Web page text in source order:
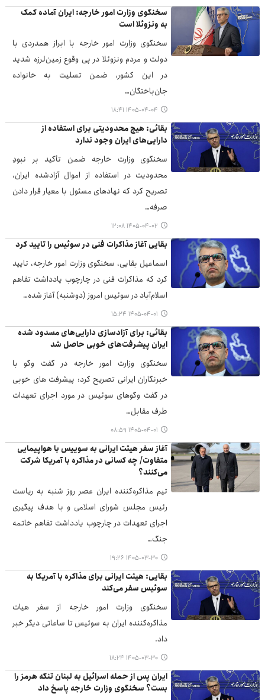
سخنگوی وزارت امور خارجه: ایران آماده کمک
به ونزوئلا است
سخنگوی وزارت امور خارجه با ابراز همدردی با
دولت و مردم ونزوئلا در پی وقوع زمین‌لرزه شدید
در این کشور، ضمن تسلیت به خانواده
جان‌باختگان…
۱۴۰۵-۰۴-۰۴ ۱۸:۴۱
بقائی: هیچ محدودیتی برای استفاده از
دارایی‌های ایران وجود ندارد
سخنگوی وزارت خارجه ضمن تأکید بر نبودِ
محدودیت در استفاده از اموال آزادشده ایران،
تصریح کرد که نهادهای مسئول با معیار قرار دادن
صرفه…
۱۴۰۵-۰۴-۰۲ ۱۲:۰۸
بقایی آغاز مذاکرات فنی در سوئیس را تایید کرد
اسماعیل بقایی، سخنگوی وزارت امور خارجه، تایید
کرد که مذاکرات فنی در چارچوب یادداشت تفاهم
اسلام‌آباد در سوئیس امروز (دوشنبه) آغاز شده…
۱۴۰۵-۰۴-۰۱ ۱۵:۲۴
بقائی: برای آزادسازی دارایی‌های مسدود شده
ایران پیشرفت‌های خوبی حاصل شد
سخنگوی وزارت امور خارجه در گفت وگو با
خبرنگاران ایرانی تصریح کرد: پیشرفت های خوبی
در گفت وگوهای سوئیس در مورد اجرای تعهدات
طرف مقابل…
۱۴۰۵-۰۴-۰۱ ۰۸:۵۹
آغاز سفر هیئت ایرانی به سوییس با هواپیمایی
متفاوت/ چه کسانی در مذاکره با آمریکا شرکت
می‌کنند؟
تیم مذاکره‌کننده ایران عصر روز شنبه به ریاست
رئیس مجلس شورای اسلامی و با هدف پیگیری
اجرای تعهدات در چارچوب یادداشت تفاهم خاتمه
جنگ…
۱۴۰۵-۰۳-۳۰ ۱۹:۲۶
بقایی: هیئت ایرانی برای مذاکره با آمریکا به
سوئیس سفر می‌کند
سخنگوی وزارت امور خارجه از سفر هیات
مذاکره‌کننده ایران به سوئیس تا ساعاتی دیگر خبر
داد.
۱۴۰۵-۰۳-۳۰ ۱۸:۲۴
ایران پس از حمله اسرائیل به لبنان تنگه هرمز را
بست؟ سخنگوی وزارت خارجه پاسخ داد